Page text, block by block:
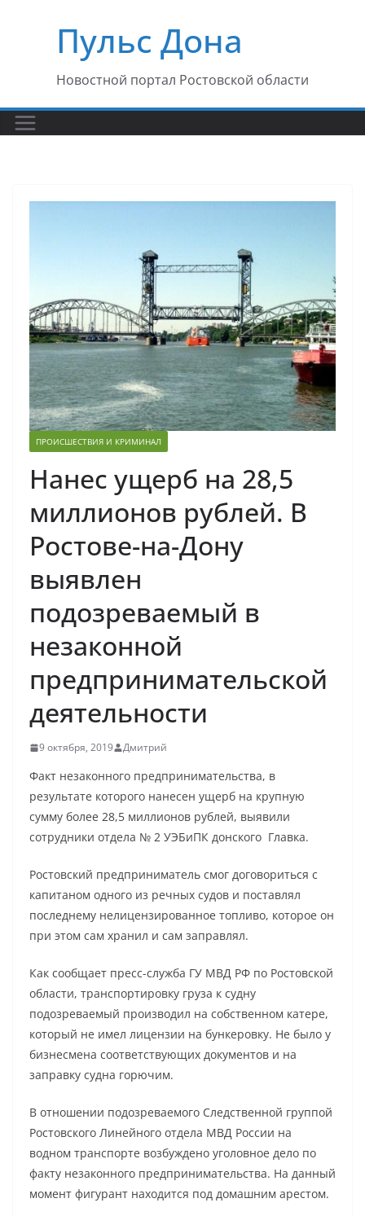
содержимомуПульс Дона
Новостной портал Ростовской области
ПРОИСШЕСТВИЯ И КРИМИНАЛ
Нанес ущерб на 28,5
миллионов рублей. В
Ростове-на-Дону
выявлен
подозреваемый в
незаконной
предпринимательской
деятельности
9 октября, 2019 Дмитрий
Факт незаконного предпринимательства, в
результате которого нанесен ущерб на крупную
сумму более 28,5 миллионов рублей, выявили
сотрудники отдела № 2 УЭБиПК донского Главка.
Ростовский предприниматель смог договориться с
капитаном одного из речных судов и поставлял
последнему нелицензированное топливо, которое он
при этом сам хранил и сам заправлял.
Как сообщает пресс-служба ГУ МВД РФ по Ростовской
области, транспортировку груза к судну
подозреваемый производил на собственном катере,
который не имел лицензии на бункеровку. Не было у
бизнесмена соответствующих документов и на
заправку судна горючим.
В отношении подозреваемого Следственной группой
Ростовского Линейного отдела МВД России на
водном транспорте возбуждено уголовное дело по
факту незаконного предпринимательства. На данный
момент фигурант находится под домашним арестом.